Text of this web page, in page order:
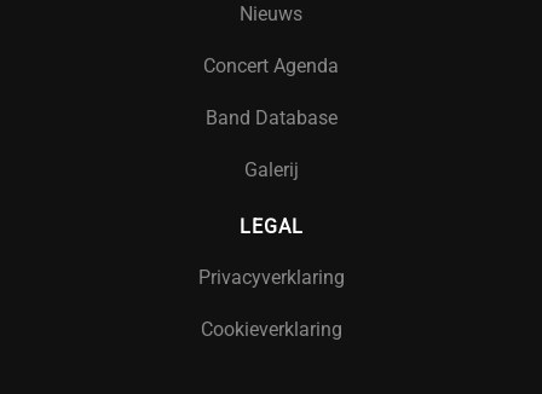
Nieuws
Concert Agenda
Band Database
Galerij
LEGAL
Privacyverklaring
Cookieverklaring